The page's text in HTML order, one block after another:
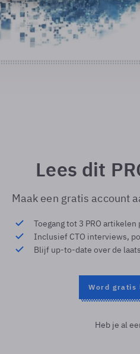
Lees dit
Maak een gratis account
Toegang tot 3 PRO artikelen
Inclusief CTO interviews,
Blijf up-to-date over de
Word gratis
Heb je al